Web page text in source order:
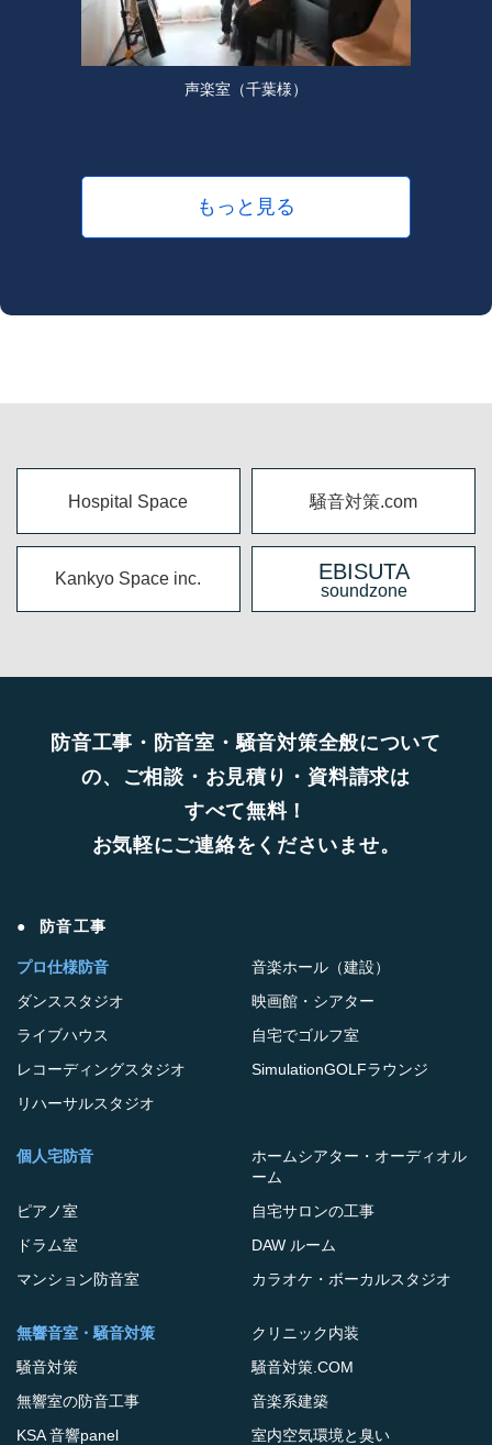
声楽室（千葉様）
もっと見る
Hospital Space 騒音対策.com
Kankyo Space inc. EBISUTA
soundzone
防音工事・防音室・騒音対策全般について
の、ご相談・お見積り・資料請求は
すべて無料！
お気軽にご連絡をくださいませ。
防音工事
プロ仕様防音
ダンススタジオ
ライブハウス
レコーディングスタジオ
リハーサルスタジオ
音楽ホール（建設）
映画館・シアター
自宅でゴルフ室
SimulationGOLFラウンジ
個人宅防音
ピアノ室
ドラム室
マンション防音室
ホームシアター・オーディオル
ーム
自宅サロンの工事
DAW ルーム
カラオケ・ボーカルスタジオ
無響音室・騒音対策
騒音対策
無響室の防音工事
KSA 音響panel
室内空気環境と臭い
クリニック内装
騒音対策.COM
音楽系建築